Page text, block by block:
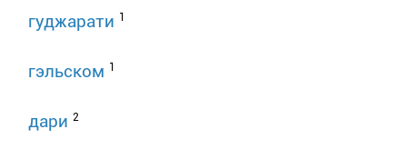
гуджарати 1
гэльском 1
дари 2